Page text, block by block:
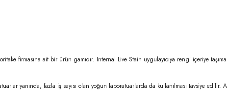
firmasına ait bir ürün gamıdır. Internal Live Stain uygulayıcıya rengi içeriye
yanında, fazla iş sayısı olan yoğun laboratuarlarda da kullanılması tavsiye edilir.